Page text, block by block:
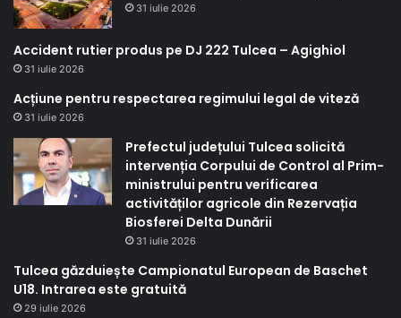
31 iulie 2026
Accident rutier produs pe DJ 222 Tulcea – Agighiol
31 iulie 2026
Acțiune pentru respectarea regimului legal de viteză
31 iulie 2026
Prefectul județului Tulcea solicită
intervenția Corpului de Control al Prim-
ministrului pentru verificarea
activităților agricole din Rezervația
Biosferei Delta Dunării
31 iulie 2026
Tulcea găzduiește Campionatul European de Baschet
U18. Intrarea este gratuită
29 iulie 2026